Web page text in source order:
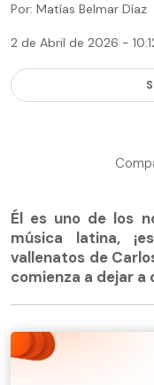
Por: Matías Belmar Díaz
2 de Abril de 2026 -
Él es uno de los
música latina,
vallenatos de
comienza a dejar